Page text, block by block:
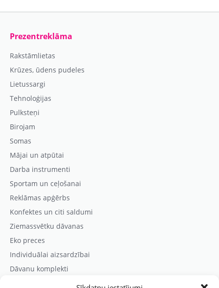
Prezentreklāma
Rakstāmlietas
Krūzes, ūdens pudeles
Lietussargi
Tehnoloģijas
Pulksteņi
Birojam
Somas
Mājai un atpūtai
Darba instrumenti
Sportam un ceļošanai
Reklāmas apģērbs
Konfektes un citi saldumi
Ziemassvētku dāvanas
Eko preces
Individuālai aizsardzībai
Dāvanu komplekti